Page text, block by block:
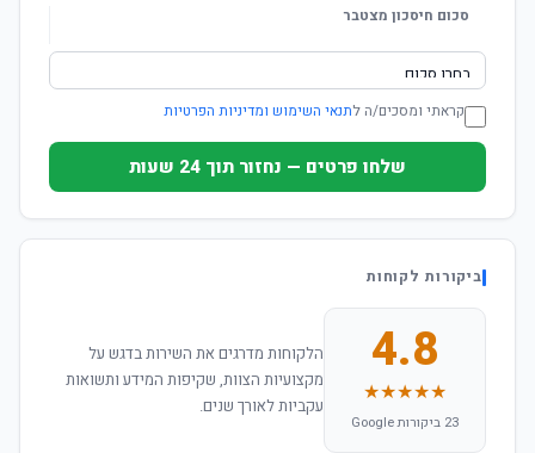
סכום חיסכון מצטבר
קראתי ומסכים/ה לתנאי השימוש ומדיניות הפרטיות
שלחו פרטים — נחזור תוך 24 שעות
ביקורות לקוחות
4.8
★★★★★
23 ביקורות Google
הלקוחות מדרגים את השירות בדגש על
מקצועיות הצוות, שקיפות המידע ותשואות
עקביות לאורך שנים.